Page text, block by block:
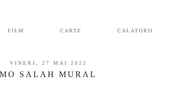
FILM CARTE CALATORII
VINERI, 27 MAI 2022
MO SALAH MURAL